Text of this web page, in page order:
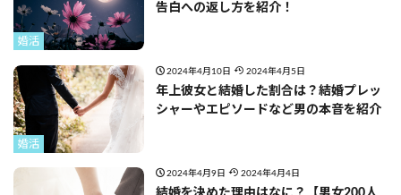
婚活
告白への返し方を紹介！
婚活
2024年4月10日 2024年4月5日
年上彼女と結婚した割合は？結婚プレッ
シャーやエピソードなど男の本音を紹介
2024年4月9日 2024年4月4日